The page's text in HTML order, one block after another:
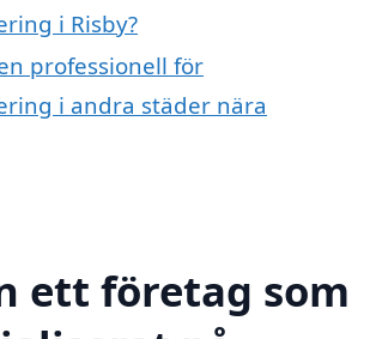
i Risby?
professionell för
i andra städer nära
ett företag som